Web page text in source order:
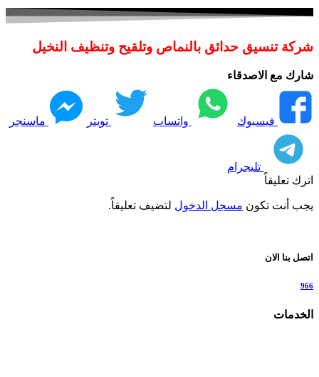
شركة تنسيق حدائق بالنماص وتلقيح وتنظيف النخيل
شارك مع الاصدقاء
فيسبوك واتساب تويتر ماسنجر
تليجرام
اترك تعليقاً
يجب أنت تكون مسجل الدخول لتضيف تعليقاً.
اتصل بنا الان
966
الخدمات